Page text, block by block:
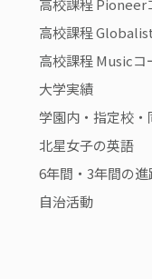
高校課程 Pioneer
高校課程
高校課程 Musicコ
大学実績
学園内・指定校
北星女子の英語
6年間・3年間の
自治活動